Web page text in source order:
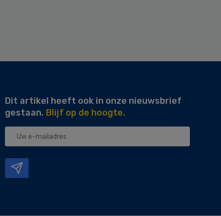
Dit artikel heeft ook in onze nieuwsbrief
gestaan. Blijf op de hoogte.
Uw